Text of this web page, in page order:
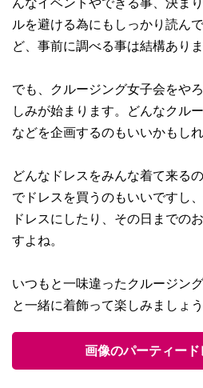
んなイベントやできる事、決ま
ルを避ける為にもしっかり読ん
ど、事前に調べる事は結構ありま
でも、クルージング女子会をや
しみが始まります。どんなクル
などを企画するのもいいかもしれ
どんなドレスをみんな着て来る
でドレスを買うのもいいですし
ドレスにしたり、その日までの
すよね。
いつもと一味違ったクルージン
と一緒に着飾って楽しみましょう
画像のパーティード